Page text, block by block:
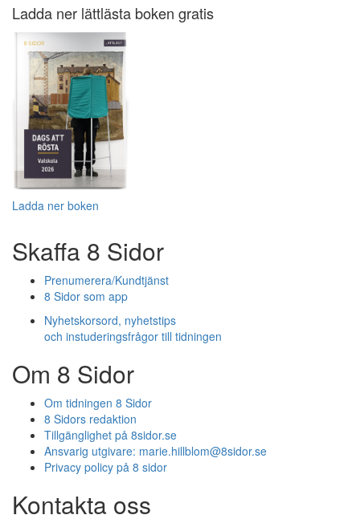
Ladda ner lättlästa boken gratis
Ladda ner boken
Skaffa 8 Sidor
Prenumerera/Kundtjänst
8 Sidor som app
Nyhetskorsord, nyhetstips
och instuderingsfrågor till tidningen
Om 8 Sidor
Om tidningen 8 Sidor
8 Sidors redaktion
Tillgänglighet på 8sidor.se
Ansvarig utgivare: marie.hillblom@8sidor.se
Privacy policy på 8 sidor
Kontakta oss